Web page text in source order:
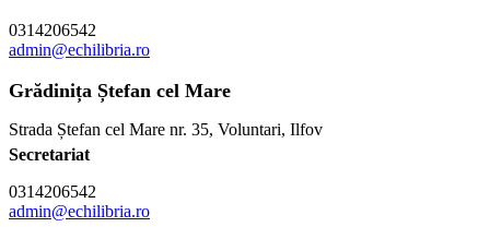
0314206542
admin@echilibria.ro
Grădinița Ștefan cel Mare
Strada Ștefan cel Mare nr. 35, Voluntari, Ilfov
Secretariat
0314206542
admin@echilibria.ro